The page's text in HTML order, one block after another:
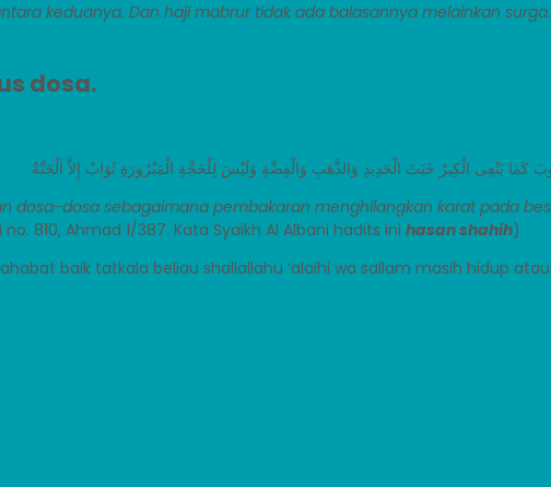
keduanya. Dan haji mabrur tidak ada balasannya melainkan surga
dosa.
كَمَا يَنْفِى الْكِيرُ خَبَثَ الْحَدِيدِ وَالذَّهَبِ وَالْفِضَّةِ وَلَيْسَ لِلْحَجَّةِ الْمَبْرُورَةِ ثَوَابٌ إِلاَّ الْجَنَّةُ
dosa-dosa sebagaimana pembakaran menghilangkan karat pada
no. 810, Ahmad 1/387. Kata Syaikh Al Albani hadits ini hasan shahih)
baik tatkala beliau shallallahu ‘alaihi wa sallam masih hidup